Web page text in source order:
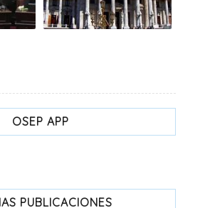
OSEP APP
PUBLICACIONES